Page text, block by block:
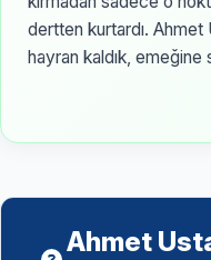
dertten kurtardı. Ahmet
hayran kaldık, emeğine
Ahmet